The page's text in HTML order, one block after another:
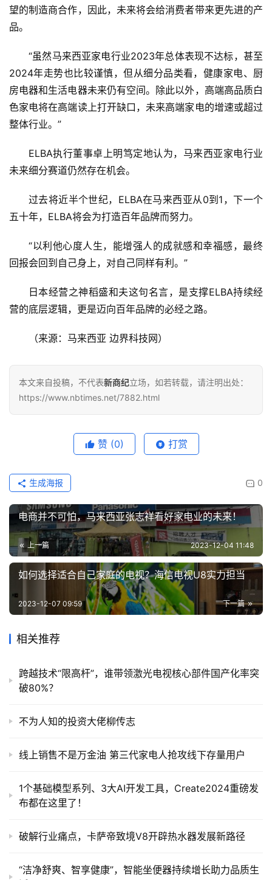
望的制造商合作，因此，未来将会给消费者带来更先进的产
品。
“虽然马来西亚家电行业2023年总体表现不达标，甚至
2024年走势也比较谨慎，但从细分品类看，健康家电、厨
房电器和生活电器未来仍有空间。除此以外，高端高品质白
色家电将在高端读上打开缺口，未来高端家电的增速或超过
整体行业。”
ELBA执行董事卓上明笃定地认为，马来西亚家电行业
未来细分赛道仍然存在机会。
过去将近半个世纪，ELBA在马来西亚从0到1，下一个
五十年，ELBA将会为打造百年品牌而努力。
“以利他心度人生，能增强人的成就感和幸福感，最终
回报会回到自己身上，对自己同样有利。”
日本经营之神稻盛和夫这句名言，是支撑ELBA持续经
营的底层逻辑，更是迈向百年品牌的必经之路。
（来源：马来西亚 边界科技网）
本文来自投稿，不代表新商纪立场，如若转载，请注明出处：
https://www.nbtimes.net/7882.html
赞 (0) 打赏
0
生成海报
电商并不可怕，马来西亚张志祥看好家电业的未来！
上一篇 2023-12-04 11:48
如何选择适合自己家庭的电视？海信电视U8实力担当
下一篇
2023-12-07 09:59
相关推荐
跨越技术“限高杆”，谁带领激光电视核心部件国产化率突
破80%？
不为人知的投资大佬柳传志
线上销售不是万金油 第三代家电人抢攻线下存量用户
1个基础模型系列、3大AI开发工具，Create2024重磅发
布都在这里了！
破解行业痛点，卡萨帝致境V8开辟热水器发展新路径
“洁净舒爽、智享健康”，智能坐便器持续增长助力品质生